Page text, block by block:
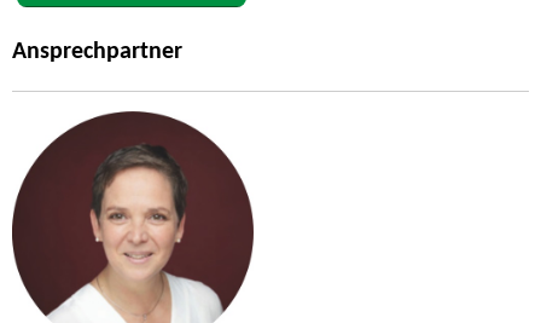
Ansprechpartner